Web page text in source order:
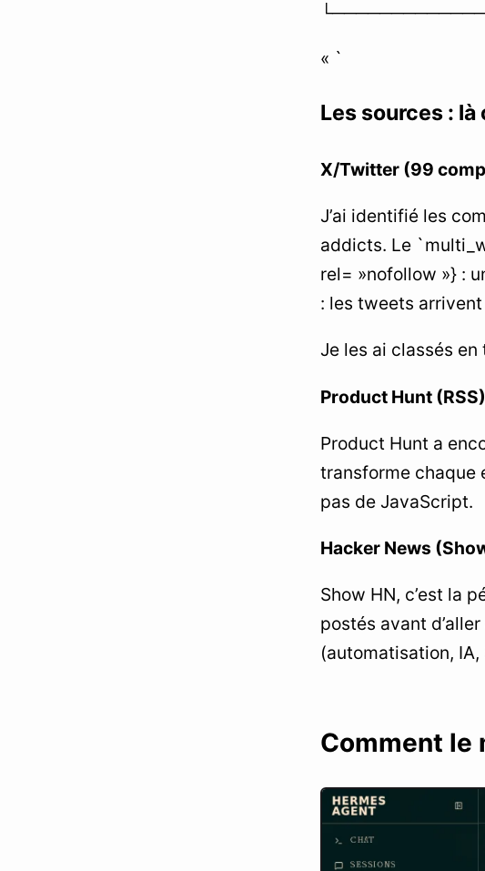
« `
Les sources : là
X/Twitter (99
J’ai identifié les
addicts. Le
rel= »nofollow »} :
: les tweets
Je les ai classés
Product Hunt (RSS)
Product Hunt a
transforme chaque
pas de JavaScript.
Hacker News
Show HN, c’est la
postés avant
(automatisation,
Comment le